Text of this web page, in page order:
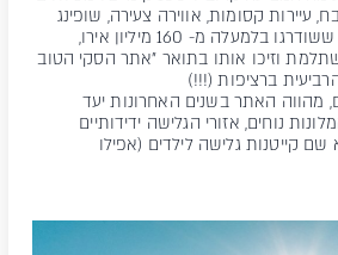
עיירות קסומות, אווירה צעירה, שופינג
חסר מעצורים ופסיליטיז ששודרגו בלמעלה מ- 160 מיליון אירו,
וזיכו אותו בתואר "אתר הסקי הטוב
ברציפות (!!!)
מהווה האתר בשנים האחרונות יעד
נוחים, אזורי הגלישה ידידותיים
קייטנות גלישה לילדים (אפילו